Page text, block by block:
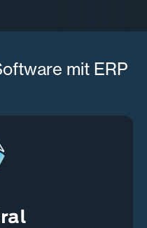
mit ERP